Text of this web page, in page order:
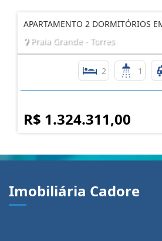
APARTAMENTO 2 DORMITÓRIOS
Praia Grande - Torres
2 1
R$ 1.324.311,00
Imobiliária Cadore